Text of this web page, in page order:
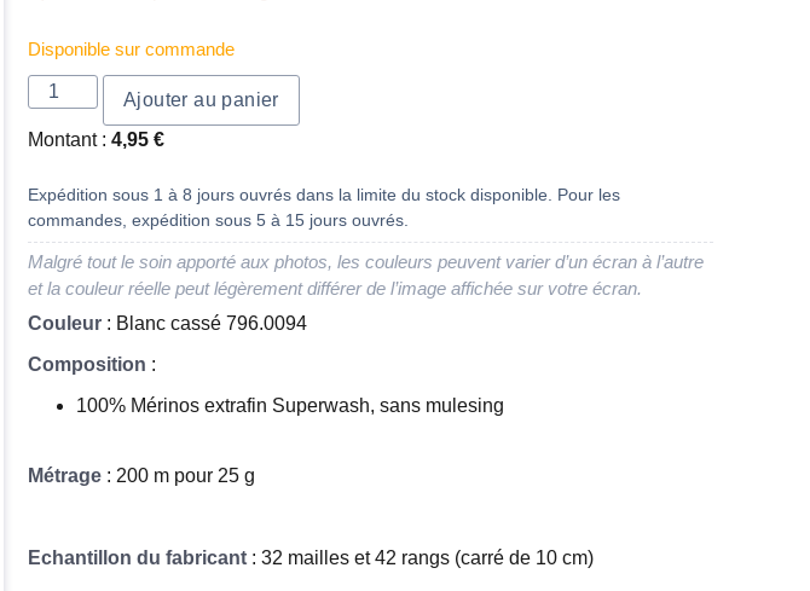
Disponible sur commande
Ajouter au panier
Montant : 4,95 €
Expédition sous 1 à 8 jours ouvrés dans la limite du stock disponible. Pour les
commandes, expédition sous 5 à 15 jours ouvrés.
Malgré tout le soin apporté aux photos, les couleurs peuvent varier d’un écran à l’autre
et la couleur réelle peut légèrement différer de l’image affichée sur votre écran.
Couleur : Blanc cassé 796.0094
Composition :
100% Mérinos extrafin Superwash, sans mulesing
Métrage : 200 m pour 25 g
Echantillon du fabricant : 32 mailles et 42 rangs (carré de 10 cm)